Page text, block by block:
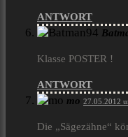
ANTWORT
Klasse POSTER !
ANTWORT
mo 27.05.2012
Die „Sägezähne“